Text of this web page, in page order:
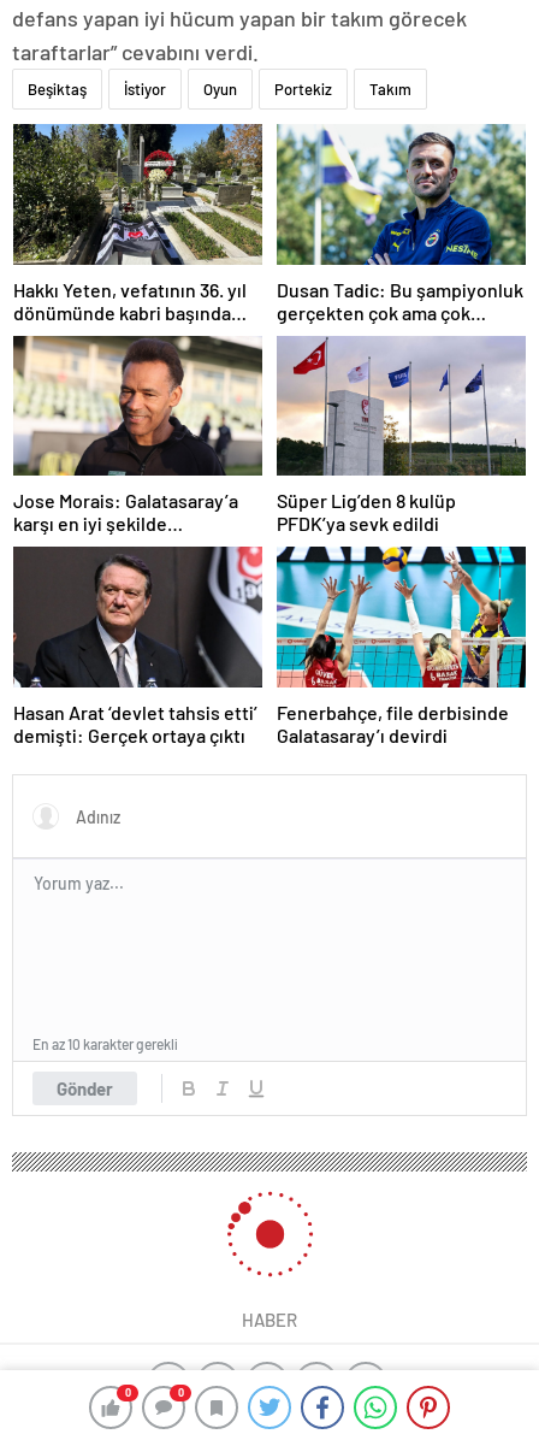
0 0
defans yapan iyi hücum yapan bir takım görecek
taraftarlar” cevabını verdi.
Beşiktaş İstiyor Oyun Portekiz Takım
Hakkı Yeten, vefatının 36. yıl
dönümünde kabri başında
anıldı
Dusan Tadic: Bu şampiyonluk
gerçekten çok ama çok
önemli
Jose Morais: Galatasaray’a
karşı en iyi şekilde
hazırlanmamız lazım
Süper Lig’den 8 kulüp
PFDK’ya sevk edildi
Hasan Arat ‘devlet tahsis etti’
demişti: Gerçek ortaya çıktı
Fenerbahçe, file derbisinde
Galatasaray’ı devirdi
Gönder
En az 10 karakter gerekli
HABER
yangın algılama sistemleri